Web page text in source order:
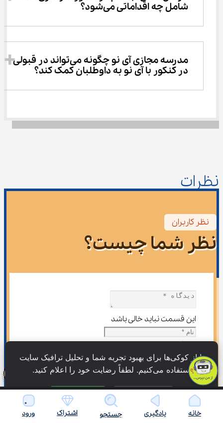
شامل چه اقداماتی می‌شود؟
مدرسه مجازی آی‌ نو چگونه می‌تواند در قبولی
در کنکور با آی نو به داوطلبان کمک کند؟
نظرات
نظر کاربران
نظر شما چیست؟
این قسمت نباید خالی باشد
لطفاً یک نشانی ایمیل معتبر بنویسید.
فرستادن دیدگاه
خانه یادگیری جستجو اشتراک ورود
ما از کوکی‌ها برای بهبود تجربه شما و تحلیل ترافیک سایت
استفاده می‌کنیم. لطفاً رضایت خود را اعلام کنید.
فقط ضروری پذیرش همه